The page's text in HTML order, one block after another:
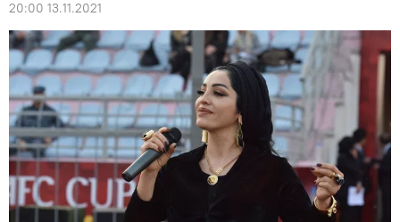
20:00 13.11.2021